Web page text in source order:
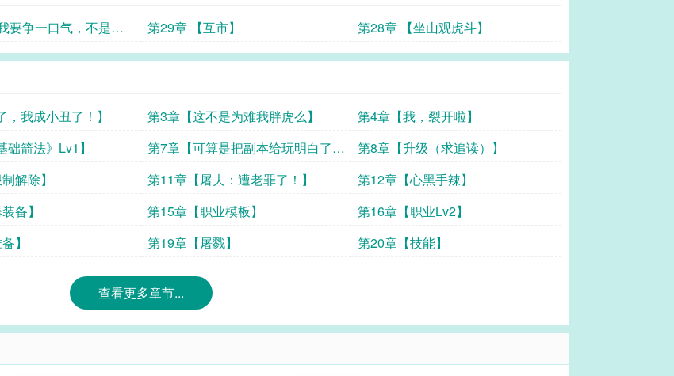
要争一口气，不是想
了不起。”】
第29章 【互市】 第28章 【坐山观虎斗】
，我成小丑了！】 第3章【这不是为难我胖虎么】
第4章【我，裂开啦】
箭法》Lv1】
第7章【可算是把副本给玩明白了
（求追读）】
第8章【升级（求追读）】
解除】 第11章【屠夫：遭老罪了！】
第12章【心黑手辣】
备】 第15章【职业模板】
第16章【职业Lv2】
】 第19章【屠戮】 第20章【技能】
查看更多章节...